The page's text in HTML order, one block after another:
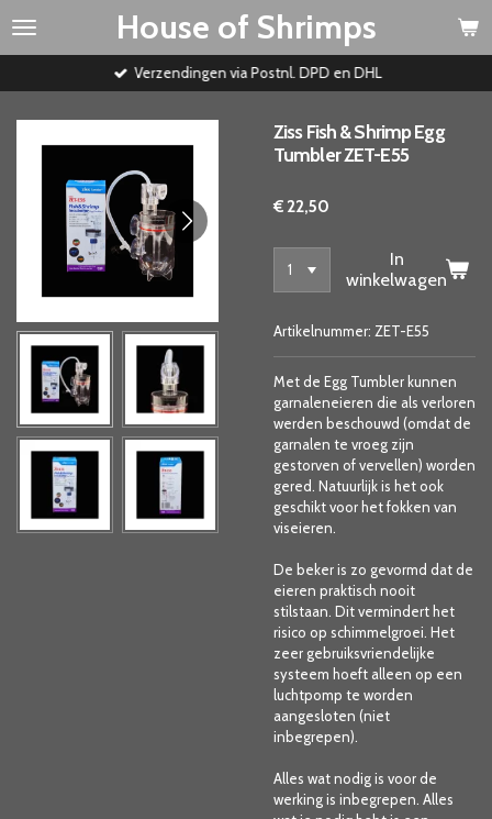
Ga
House of Shrimps
Verzendingen via Postnl. DPD en DHL
Ziss Fish & Shrimp Egg
Tumbler ZET-E55
€ 22,50
In
winkelwagen
Artikelnummer: ZET-E55
Met de Egg Tumbler kunnen
garnaleneieren die als verloren
werden beschouwd (omdat de
garnalen te vroeg zijn
gestorven of vervellen) worden
gered. Natuurlijk is het ook
geschikt voor het fokken van
viseieren.
De beker is zo gevormd dat de
eieren praktisch nooit
stilstaan. Dit vermindert het
risico op schimmelgroei. Het
zeer gebruiksvriendelijke
systeem hoeft alleen op een
luchtpomp te worden
aangesloten (niet
inbegrepen).
Alles wat nodig is voor de
werking is inbegrepen. Alles